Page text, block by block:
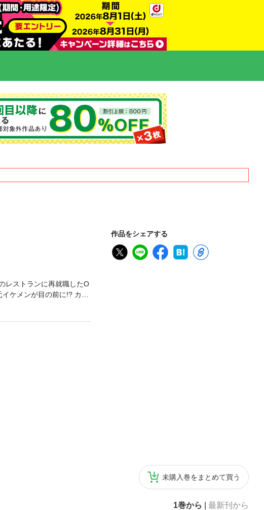
作品をシェアする
未購入巻をまとめて買う
1巻から 最新刊から
レストランに再就職したO
ケメンが目の前に!? カレ
しで覆いかぶさられ、け